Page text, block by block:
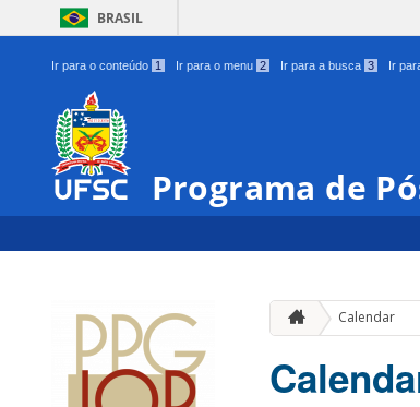
BRASIL
Ir para o conteúdo 1 Ir para o menu 2 Ir para a busca 3 Ir
Programa de
Calendar